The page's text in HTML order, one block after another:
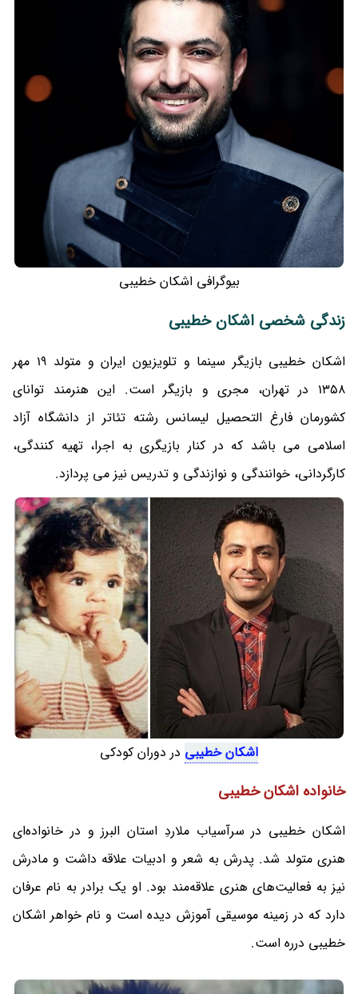
بیوگرافی اشکان خطیبی
زندگی شخصی اشکان خطیبی
اشکان خطیبی بازیگر سینما و تلویزیون ایران و متولد 19 مهر
1358 در تهران، مجری و بازیگر است. این هنرمند توانای
کشورمان فارغ التحصیل لیسانس رشته تئاتر از دانشگاه آزاد
اسلامی می باشد که در کنار بازیگری به اجرا، تهیه کنندگی،
کارگردانی، خوانندگی و نوازندگی و تدریس نیز می پردازد.
اشکان خطیبی در دوران کودکی
خانواده اشکان خطیبی
اشکان خطیبی در سرآسیاب ملاردِ استان البرز و در خانواده‌ای
هنری متولد شد. پدرش به شعر و ادبیات علاقه داشت و مادرش
نیز به فعالیت‌های هنری علاقه‌مند بود. او یک برادر به نام عرفان
دارد که در زمینه موسیقی آموزش دیده است و نام خواهر اشکان
خطیبی درره است.